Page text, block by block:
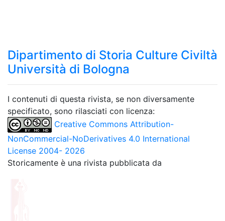
Dipartimento di Storia Culture Civiltà
Università di Bologna
I contenuti di questa rivista, se non diversamente
specificato, sono rilasciati con licenza:
Creative Commons Attribution-
NonCommercial-NoDerivatives 4.0 International
License 2004- 2026
Storicamente è una rivista pubblicata da